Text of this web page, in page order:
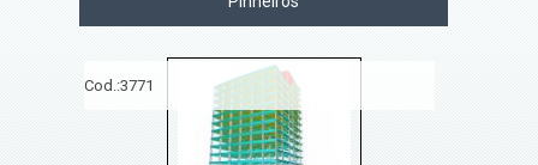
Cod.:3771